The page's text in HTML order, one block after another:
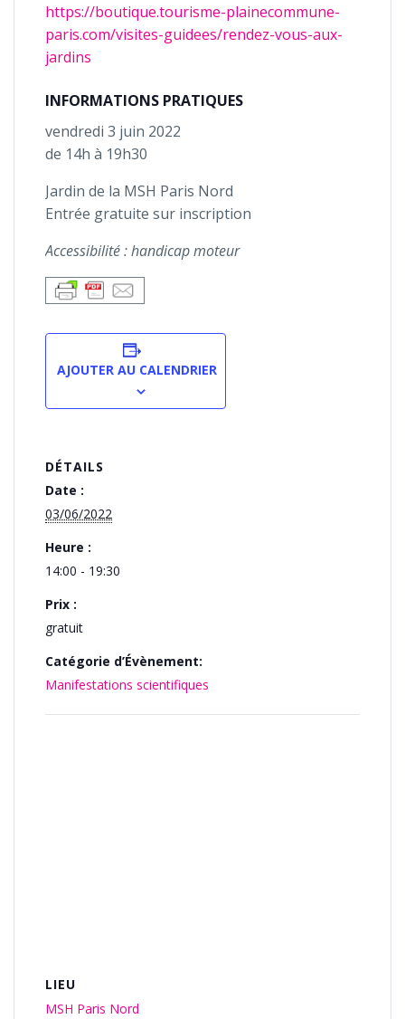
https://boutique.tourisme-plainecommune-
paris.com/visites-guidees/rendez-vous-aux-
jardins
INFORMATIONS PRATIQUES
vendredi 3 juin 2022
de 14h à 19h30
Jardin de la MSH Paris Nord
Entrée gratuite sur inscription
Accessibilité : handicap moteur
AJOUTER AU CALENDRIER
DÉTAILS
Date :
03/06/2022
Heure :
14:00 - 19:30
Prix :
gratuit
Catégorie d’Évènement:
Manifestations scientifiques
LIEU
MSH Paris Nord